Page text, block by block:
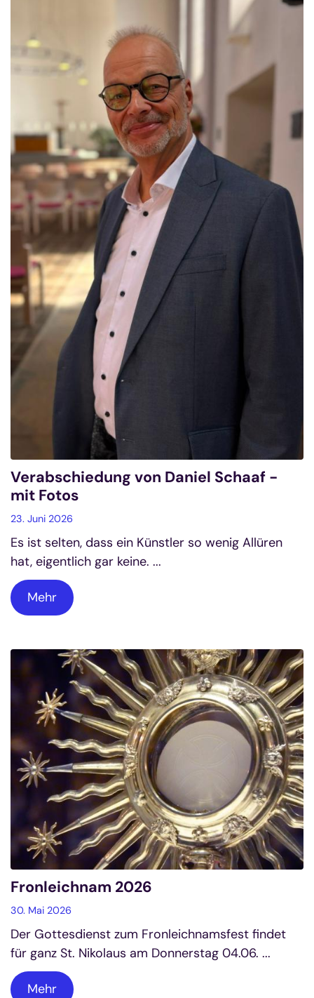
Verabschiedung von Daniel Schaaf -
mit Fotos
23. Juni 2026
Es ist selten, dass ein Künstler so wenig Allüren
hat, eigentlich gar keine. ...
Mehr
Fronleichnam 2026
30. Mai 2026
Der Gottesdienst zum Fronleichnamsfest findet
für ganz St. Nikolaus am Donnerstag 04.06. ...
Mehr